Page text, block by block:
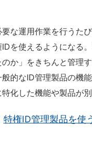
な運用作業を行うた
を使えるようになる
か」をきちんと管理
的なID管理製品の機
化した機能や製品が別
特権ID管理製品を使